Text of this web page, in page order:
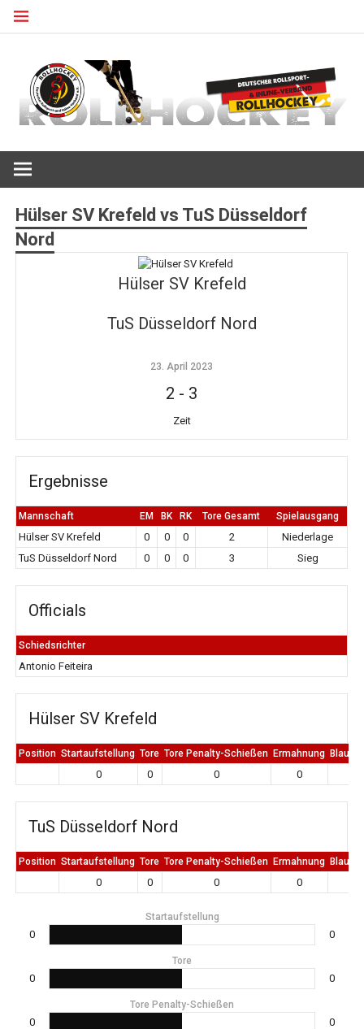
Zum
Hülser SV Krefeld vs TuS Düsseldorf
Nord
Hülser SV Krefeld
TuS Düsseldorf Nord
23. April 2023
2 - 3
Zeit
Ergebnisse
Mannschaft EM BK RK Tore Gesamt Spielausgang
Hülser SV Krefeld 0 0 0 2
Niederlage
TuS Düsseldorf Nord
0 0 0 3 Sieg
Officials
Schiedsrichter
Antonio Feiteira
Hülser SV Krefeld
Position Startaufstellung Tore Tore Penalty-Schießen Ermahnung Blaue
0 0 0 0
TuS Düsseldorf Nord
Position Startaufstellung Tore Tore Penalty-Schießen Ermahnung Blaue
0 0 0 0
Startaufstellung
0 0
Tore
0 0
Tore Penalty-Schießen
0 0